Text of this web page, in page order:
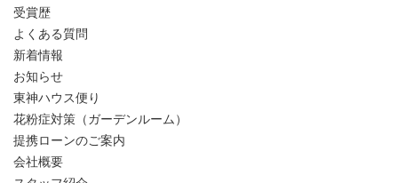
受賞歴
よくある質問
新着情報
お知らせ
東神ハウス便り
花粉症対策（ガーデンルーム）
提携ローンのご案内
会社概要